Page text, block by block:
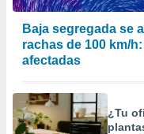
Baja segregada se
rachas de 100 km/
afectadas
¿Tu